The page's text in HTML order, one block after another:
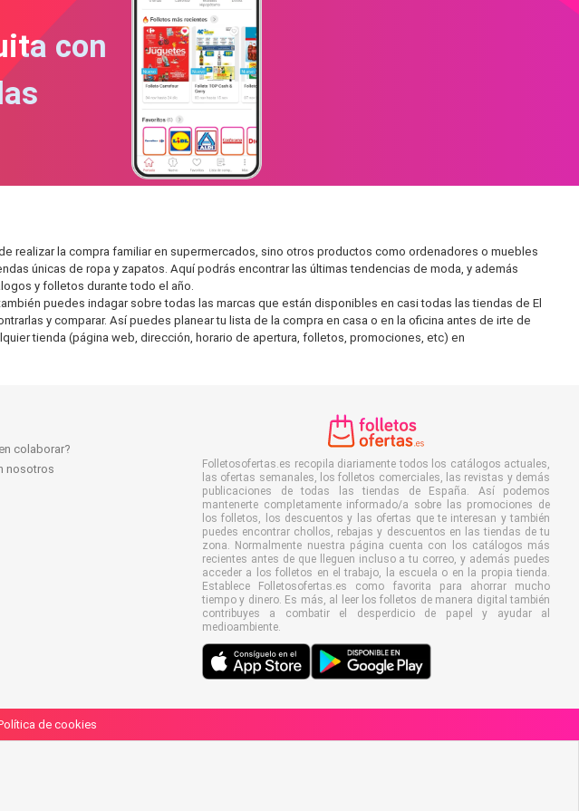
con
realizar la compra familiar en supermercados, sino otros productos como ordenadores o muebles
únicas de ropa y zapatos. Aquí podrás encontrar las últimas tendencias de moda, y además
y folletos durante todo el año.
puedes indagar sobre todas las marcas que están disponibles en casi todas las tiendas de El
y comparar. Así puedes planear tu lista de la compra en casa o en la oficina antes de irte de
tienda (página web, dirección, horario de apertura, folletos, promociones, etc) en
colaborar?
nosotros
Folletosofertas.es recopila diariamente todos los catálogos actuales,
las ofertas semanales, los folletos comerciales, las revistas y demás
publicaciones de todas las tiendas de España. Así podemos
mantenerte completamente informado/a sobre las promociones de
los folletos, los descuentos y las ofertas que te interesan y también
puedes encontrar chollos, rebajas y descuentos en las tiendas de tu
zona. Normalmente nuestra página cuenta con los catálogos más
recientes antes de que lleguen incluso a tu correo, y además puedes
acceder a los folletos en el trabajo, la escuela o en la propia tienda.
Establece Folletosofertas.es como favorita para ahorrar mucho
tiempo y dinero. Es más, al leer los folletos de manera digital también
contribuyes a combatir el desperdicio de papel y ayudar al
medioambiente.
de cookies